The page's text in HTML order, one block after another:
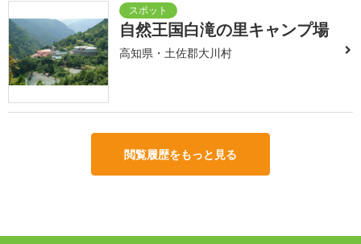
自然王国白滝の里キャンプ場
高知県・土佐郡大川村
閲覧履歴をもっと見る